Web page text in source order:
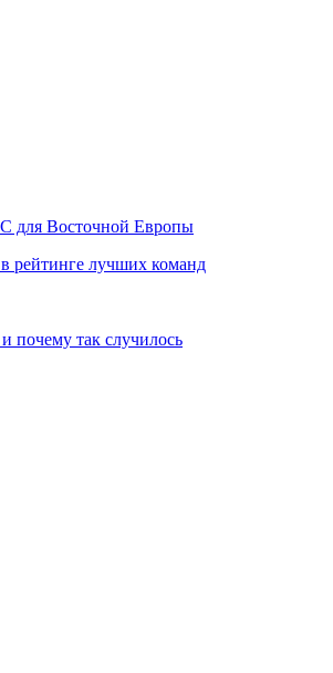
для Восточной Европы
рейтинге лучших команд
почему так случилось